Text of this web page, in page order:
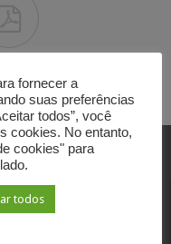
fornecer a
suas preferências
todos”, você
cookies. No entanto,
cookies" para
todos